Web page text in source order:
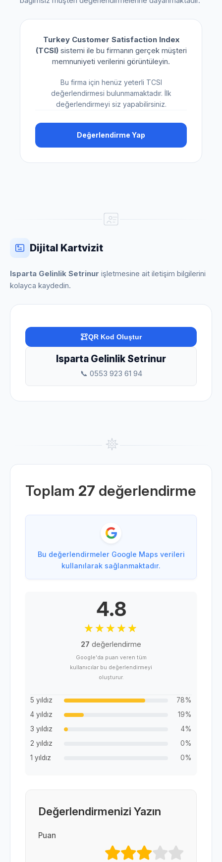
Turkey Customer Satisfaction Index
(TCSI)sistemi ile bu firmanın gerçek müşteri
memnuniyeti verilerini görüntüleyin.
Bu firma için henüz yeterli TCSI
değerlendirmesi bulunmamaktadır. İlk
değerlendirmeyi siz yapabilirsiniz.
Değerlendirme Yap
Dijital Kartvizit
Isparta Gelinlik Setrinur işletmesine ait iletişim bilgilerini
kolayca kaydedin.
QR Kod Oluştur
Isparta Gelinlik Setrinur
📞 0553 923 61 94
Toplam 27 değerlendirme
Bu değerlendirmeler Google Maps verileri
kullanılarak sağlanmaktadır.
4.8
27 değerlendirme
Google'da puan veren tüm
kullanıcılar bu değerlendirmeyi
oluşturur.
5 yıldız
78%
4 yıldız
19%
3 yıldız
4%
2 yıldız
0%
1 yıldız
0%
Değerlendirmenizi Yazın
Puan